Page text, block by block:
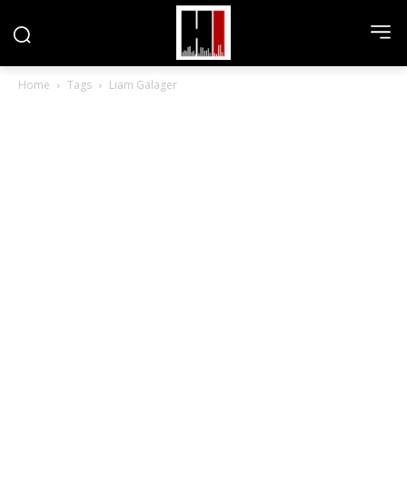
Home Tags Liam Galager